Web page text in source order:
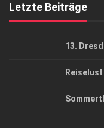
Letzte Beiträge
13.